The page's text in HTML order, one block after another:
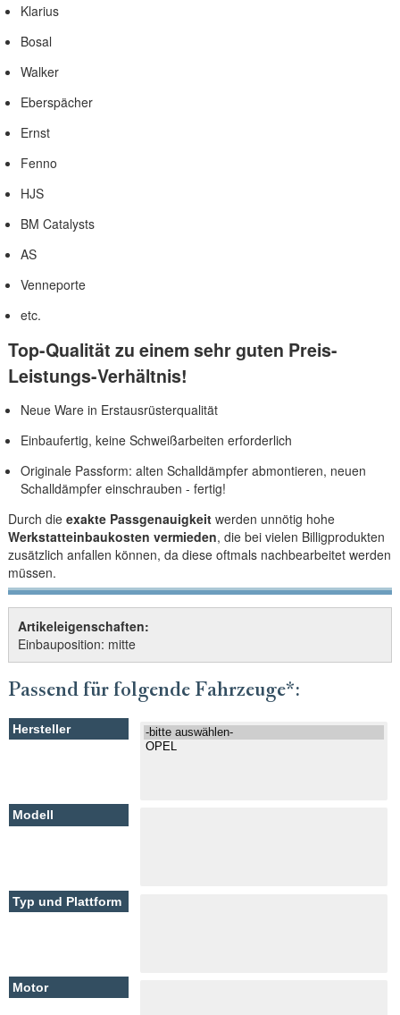
Klarius
Bosal
Walker
Eberspächer
Ernst
Fenno
HJS
BM Catalysts
AS
Venneporte
etc.
Top-Qualität zu einem sehr guten Preis-
Leistungs-Verhältnis!
Neue Ware in Erstausrüsterqualität
Einbaufertig, keine Schweißarbeiten erforderlich
Originale Passform: alten Schalldämpfer abmontieren, neuen
Schalldämpfer einschrauben - fertig!
Durch die exakte Passgenauigkeitwerden unnötig hohe
Werkstatteinbaukosten vermieden, die bei vielen Billigprodukten
zusätzlich anfallen können, da diese oftmals nachbearbeitet werden
müssen.
Artikeleigenschaften:
Einbauposition: mitte
Passend für folgende Fahrzeuge*: